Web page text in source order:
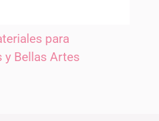
para
y Bellas Artes